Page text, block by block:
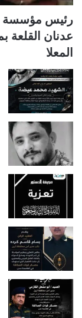
رئيس مؤسسة
عدنان القلعة
المعلا